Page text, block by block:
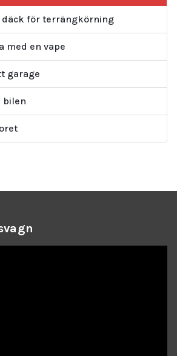
däck för terrängkörning
med en vape
garage
bilen